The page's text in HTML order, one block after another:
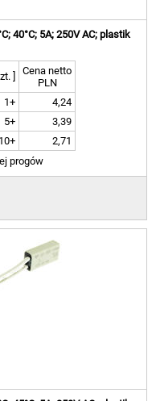
40°C; 5A; 250V AC; plastik
]
Cena netto
PLN
1+
4,24
5+
3,39
10+
2,71
progów